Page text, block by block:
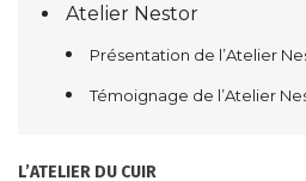
Atelier Nestor
Présentation de l’Atelier
Témoignage de l’Atelier
L’ATELIER DU CUIR